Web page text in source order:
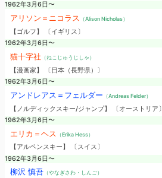
1962年3月6日〜
アリソン＝ニコラス （Alison Nicholas）
【ゴルフ】 〔イギリス〕
1962年3月6日〜
猫十字社 （ねこじゅうじしゃ）
【漫画家】 〔日本（長野県）〕
1962年3月6日〜
アンドレアス＝フェルダー （Andreas Felder）
【ノルディックスキー/ジャンプ】 〔オーストリア〕
1962年3月6日〜
エリカ＝ヘス （Erika Hess）
【アルペンスキー】 〔スイス〕
1962年3月6日〜
柳沢 慎吾（やなぎさわ・しんご）